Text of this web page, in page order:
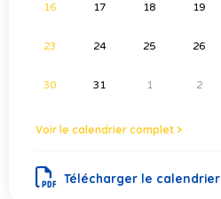
16 17 18 19
23 24 25 26
30 31 1 2
Voir le calendrier complet >
Télécharger le calendrier